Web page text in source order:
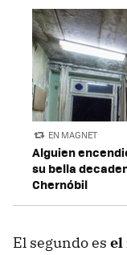
EN MAGNET
Alguien
su bella
Chernóbil
El segundo es el